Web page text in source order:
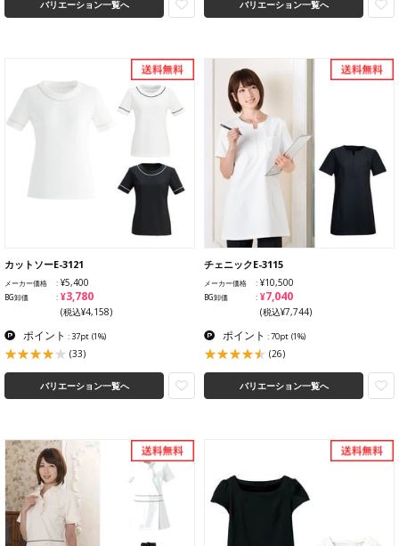
バリエーション一覧へ バリエーション一覧へ
カットソーE-3121
メーカー価格 ¥5,400
BG卸価 ¥3,780
(税込¥4,158)
ポイント : 37pt (1%)
(33)
バリエーション一覧へ
チェニックE-3115
メーカー価格 ¥10,500
BG卸価 ¥7,040
(税込¥7,744)
ポイント : 70pt (1%)
(26)
バリエーション一覧へ